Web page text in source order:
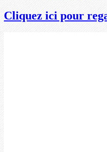
Cliquez ici pour